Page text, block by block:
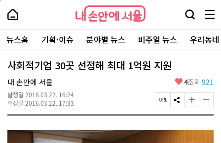
본
로
가
내
손
안
에
서
울
-
서
울
시
대
표
소
포
내
손
에
울
검
창
열
기
메
뉴
전
체
보
주
요
서
뉴스홈 기획·이슈 분야별 뉴스 비주얼 뉴스 우리동
사회적기업 30곳 선정해 최대 1억원 지원
내 손안에 서울
발행일 2016.03.22. 16:24
수정일 2016.03.22. 17:33
좋
요
4조회 921
페
이
U
R
S
N
공
글
자
기
글
자
기
페
상
단
로